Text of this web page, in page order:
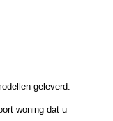
geleverd.
woning dat u